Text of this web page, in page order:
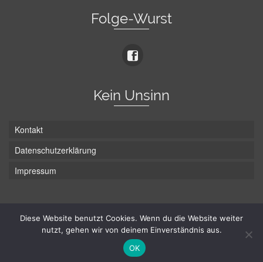
Folge-Wurst
Kein Unsinn
Kontakt
Datenschutzerklärung
Impressum
© Hans-Wurst.net - Gute Laune seit 2005
Diese Website benutzt Cookies. Wenn du die Website weiter
nutzt, gehen wir von deinem Einverständnis aus.
OK